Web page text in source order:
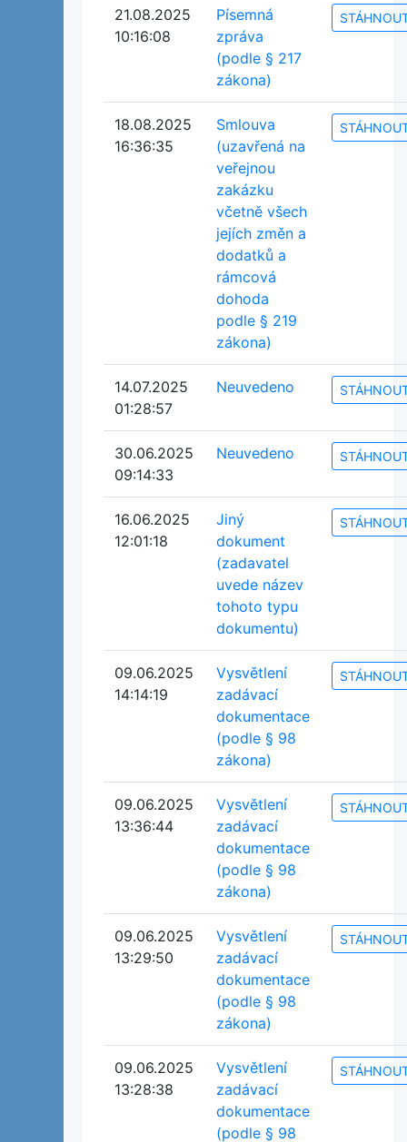
21.08.2025
10:16:08
Písemná
zpráva
(podle § 217
zákona)
18.08.2025
16:36:35
Smlouva
(uzavřená na
veřejnou
zakázku
včetně všech
jejích změn a
dodatků a
rámcová
dohoda
podle § 219
zákona)
14.07.2025
01:28:57
Neuvedeno
30.06.2025
09:14:33
Neuvedeno
16.06.2025
12:01:18
Jiný
dokument
(zadavatel
uvede název
tohoto typu
dokumentu)
09.06.2025
14:14:19
Vysvětlení
zadávací
dokumentace
(podle § 98
zákona)
09.06.2025
13:36:44
Vysvětlení
zadávací
dokumentace
(podle § 98
zákona)
09.06.2025
13:29:50
Vysvětlení
zadávací
dokumentace
(podle § 98
zákona)
09.06.2025
13:28:38
Vysvětlení
zadávací
dokumentace
(podle § 98